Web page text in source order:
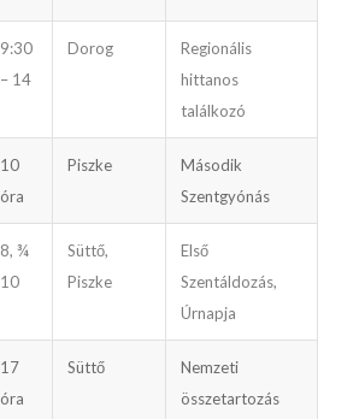
9:30
– 14
Dorog
Regionális
hittanos
találkozó
10
óra
Piszke
Második
Szentgyónás
8, ¾
10
Süttő,
Piszke
Első
Szentáldozás,
Úrnapja
17
óra
Süttő
Nemzeti
összetarto­zás